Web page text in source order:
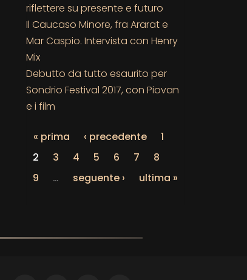
riflettere su presente e futuro
Il Caucaso Minore, fra Ararat e
Mar Caspio. Intervista con Henry
Mix
Debutto da tutto esaurito per
Sondrio Festival 2017, con Piovan
e i film
« prima ‹ precedente
1
2
3 4 5 6 7
8
9
… seguente › ultima »